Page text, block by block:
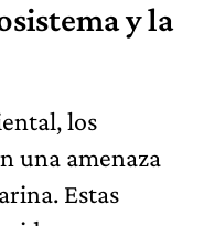
y la
los
una amenaza
Estas